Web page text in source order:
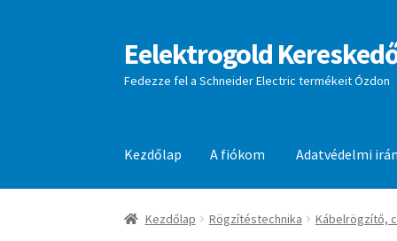
Ugrás
a
navigációhoz
Kilépés
a
tartalomba
Eelektrogold
Fedezze fel a Schneider Electric termékeit Ózdon
Kezdőlap A fiókom Adatvédelmi
Kezdőlap A fiókom Adatvédelmi irányelvek
Kezdőlap Rögzítéstechnika Kábelrögzítő,